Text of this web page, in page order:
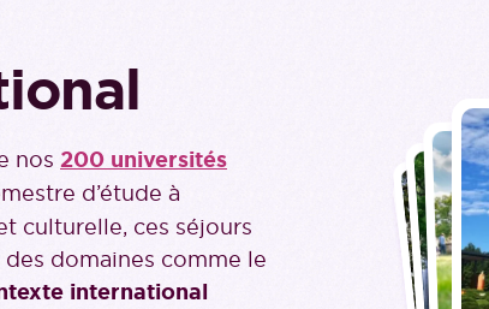
nos 200 universités
d’étude à
culturelle, ces séjours
domaines comme le
international